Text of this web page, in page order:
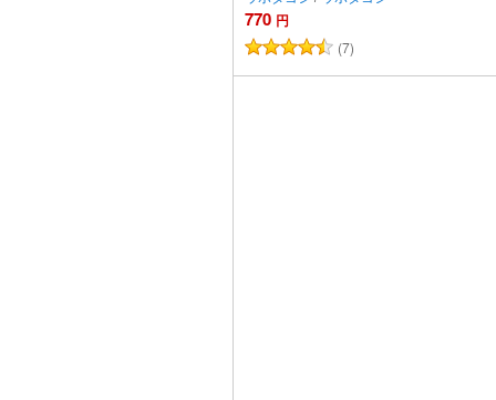
770 円
(7)